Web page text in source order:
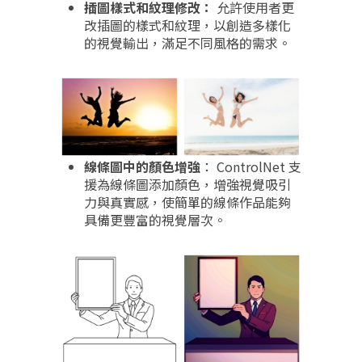
插圖樣式和紋理修改： 允許使用者更
改插圖的樣式和紋理，以創造多樣化
的視覺輸出，滿足不同風格的需求。
線條圖中的顏色增強 ： ControlNet 支
援為線條圖添加顏色，增強視覺吸引
力與真實感，使簡單的線條作品能夠
具備更豐富的視覺層次。